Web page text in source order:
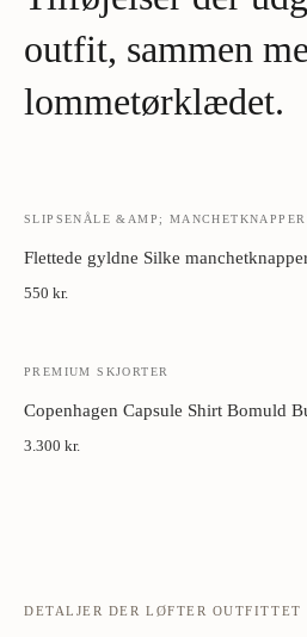
outfit, sammen
lommetørklædet.
SLIPSENÅLE &AMP; MANCHETKNAPPER
Flettede gyldne Silke
550 kr.
PREMIUM SKJORTER
Copenhagen Capsule Shirt Bomuld
3.300 kr.
DETALJER DER LØFTER OUTFITTET